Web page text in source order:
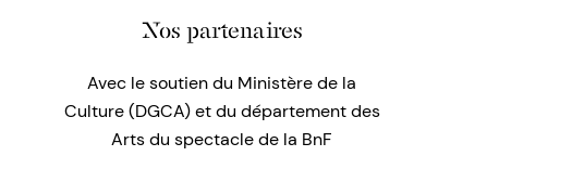
Nos partenaires
Avec le soutien du Ministère de la
Culture (DGCA) et du département des
Arts du spectacle de la BnF